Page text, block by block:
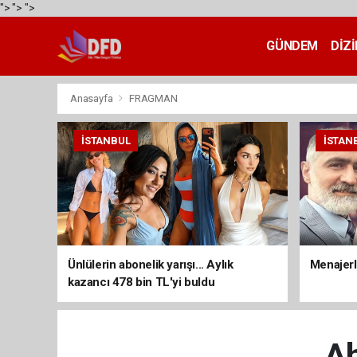
">"> ">
GÜNDEM
Anasayfa FRAGMAN
İSTANBUL
Ünlülerin abonelik yarışı... Aylık
kazancı 478 bin TL'yi buldu